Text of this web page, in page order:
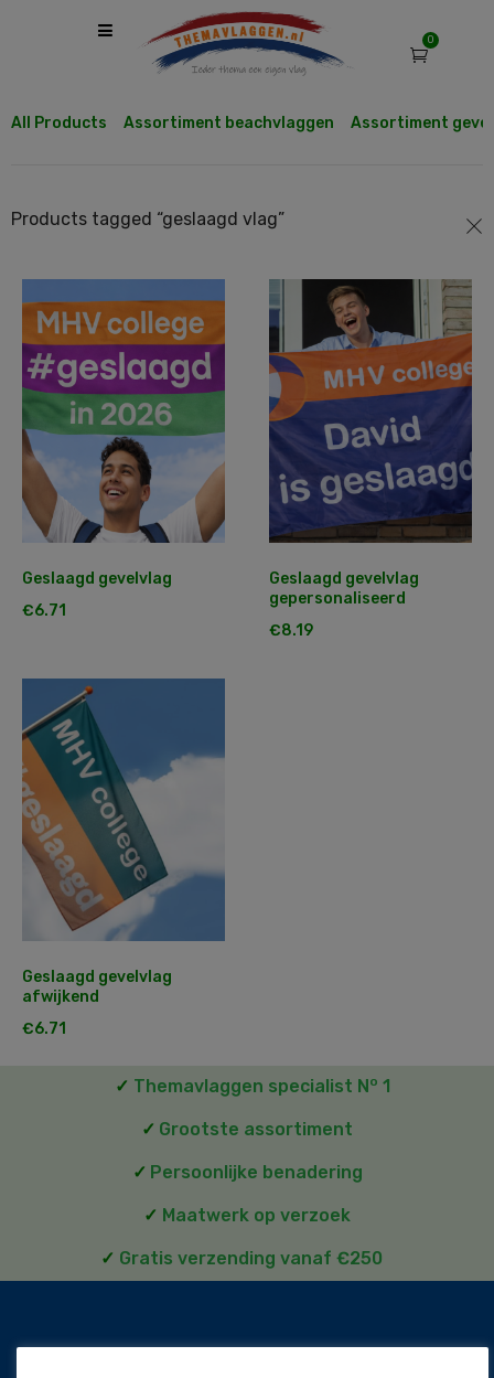
0
All Products Assortiment beachvlaggen Assortiment
Products tagged “geslaagd vlag”
Geslaagd gevelvlag
€6.71
Geslaagd gevelvlag
gepersonaliseerd
€8.19
Geslaagd gevelvlag
afwijkend
€6.71
✓ Themavlaggen specialist No 1
✓ Grootste assortiment
✓ Persoonlijke benadering
✓ Maatwerk op verzoek
✓ Gratis verzending vanaf €250